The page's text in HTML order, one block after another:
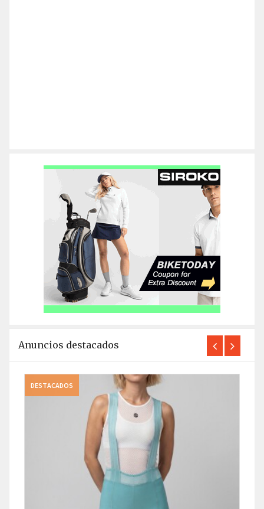
Anuncios destacados
DESTACADOS